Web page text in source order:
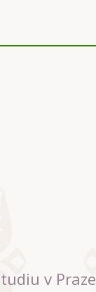
v Praze